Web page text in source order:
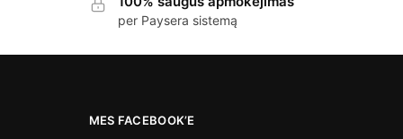
per Paysera sistemą
MES FACEBOOK’E